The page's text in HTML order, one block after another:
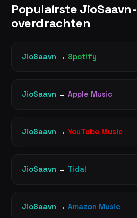
Populairste JioSaavn-
overdrachten
JioSaavn → Spotify
JioSaavn → Apple Music
JioSaavn → YouTube Music
JioSaavn → Tidal
JioSaavn → Amazon Music